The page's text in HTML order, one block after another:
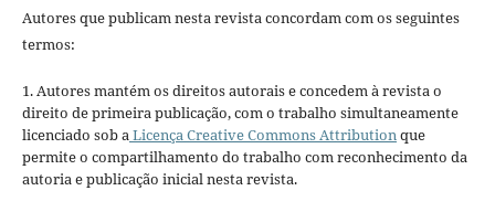
Autores que publicam nesta revista concordam com os seguintes
termos:
1. Autores mantém os direitos autorais e concedem à revista o
direito de primeira publicação, com o trabalho simultaneamente
licenciado sob aLicença Creative Commons Attributionque
permite o compartilhamento do trabalho com reconhecimento da
autoria e publicação inicial nesta revista.